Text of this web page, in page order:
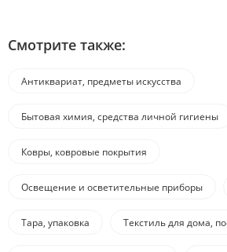
Смотрите также:
Антиквариат, предметы искусства
Бытовая химия, средства личной гигиены
Ковры, ковровые покрытия
Освещение и осветительные приборы
Тара, упаковка Текстиль для дома,